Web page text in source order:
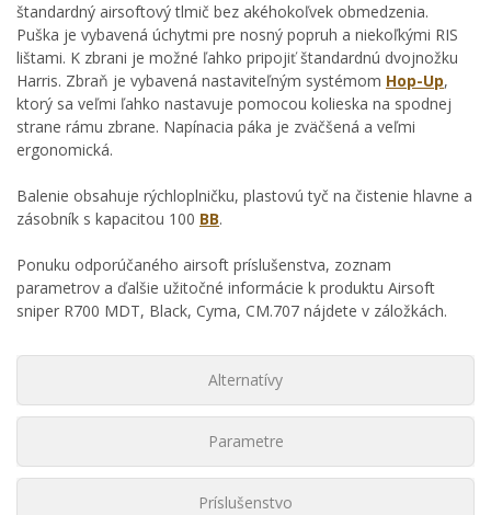
štandardný airsoftový tlmič bez akéhokoľvek obmedzenia.
Puška je vybavená úchytmi pre nosný popruh a niekoľkými RIS
lištami. K zbrani je možné ľahko pripojiť štandardnú dvojnožku
Harris. Zbraň je vybavená nastaviteľným systémom Hop-Up,
ktorý sa veľmi ľahko nastavuje pomocou kolieska na spodnej
strane rámu zbrane. Napínacia páka je zväčšená a veľmi
ergonomická.
Balenie obsahuje rýchloplničku, plastovú tyč na čistenie hlavne a
zásobník s kapacitou 100 BB.
Ponuku odporúčaného airsoft príslušenstva, zoznam
parametrov a ďalšie užitočné informácie k produktu Airsoft
sniper R700 MDT, Black, Cyma, CM.707 nájdete v záložkách.
Alternatívy
Parametre
Príslušenstvo